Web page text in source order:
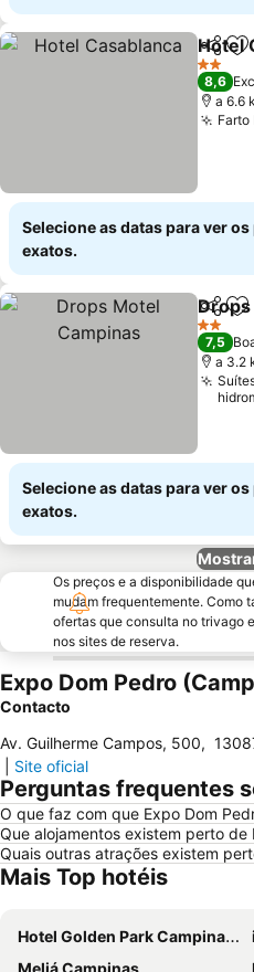
Hotel
2 Estrelas
8,6
a 6.6
Farto
Selecione as datas para ver
exatos.
2 Estrelas
7,5
a 3.2
Selecione as datas para ver
exatos.
Os preços e a disponibilidade
mudam frequentemente. Como
ofertas que consulta no trivago
nos sites de reserva.
Expo Dom Pedro
Contacto
Av. Guilherme Campos, 500,
Site oficial
Perguntas frequentes
O que faz com que Expo Dom
Que alojamentos existem perto de
Quais outras atrações existem
Mais Top hotéis
Hotel Golden Park Campinas Viracopos
Meliá Campinas